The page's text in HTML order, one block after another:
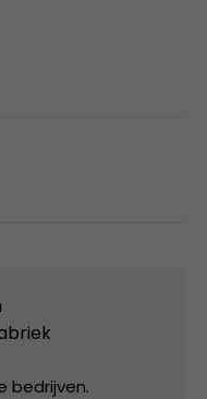
bedrijven.